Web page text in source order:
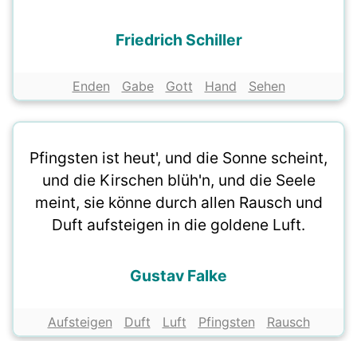
Friedrich Schiller
Enden Gabe Gott Hand Sehen
Pfingsten ist heut', und die Sonne scheint,
und die Kirschen blüh'n, und die Seele
meint, sie könne durch allen Rausch und
Duft aufsteigen in die goldene Luft.
Gustav Falke
Aufsteigen Duft Luft Pfingsten Rausch